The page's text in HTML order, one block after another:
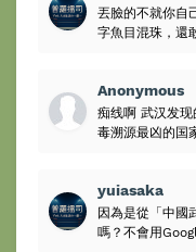
丟臉的不就你自
字魚目混珠，還
Anonymous
痴线啊 武汉发
毒溯源最凶的国
yuiasaka
因為是從「中國
嗎？不會用